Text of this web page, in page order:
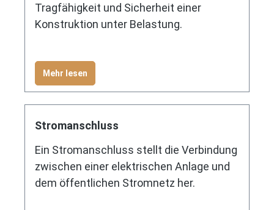
Tragfähigkeit und Sicherheit einer
Konstruktion unter Belastung.
Mehr lesen
Stromanschluss
Ein Stromanschluss stellt die Verbindung
zwischen einer elektrischen Anlage und
dem öffentlichen Stromnetz her.